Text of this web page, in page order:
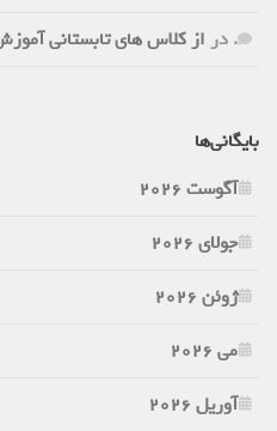
. در از کلاس های تابستانی
بایگانی‌ها
آگوست 2026
جولای 2026
ژوئن 2026
می 2026
آوریل 2026